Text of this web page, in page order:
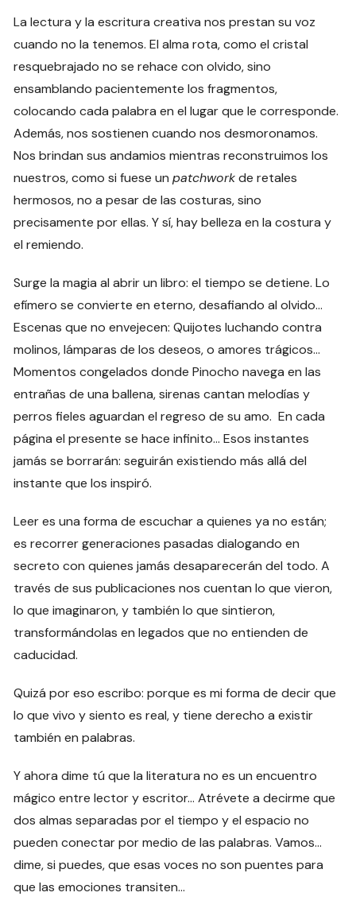
La lectura y la escritura creativa nos prestan su voz
cuando no la tenemos. El alma rota, como el cristal
resquebrajado no se rehace con olvido, sino
ensamblando pacientemente los fragmentos,
colocando cada palabra en el lugar que le corresponde.
Además, nos sostienen cuando nos desmoronamos.
Nos brindan sus andamios mientras reconstruimos los
nuestros, como si fuese unpatchworkde retales
hermosos, no a pesar de las costuras, sino
precisamente por ellas. Y sí, hay belleza en la costura y
el remiendo.
Surge la magia al abrir un libro: el tiempo se detiene. Lo
efímero se convierte en eterno, desafiando al olvido…
Escenas que no envejecen: Quijotes luchando contra
molinos, lámparas de los deseos, o amores trágicos…
Momentos congelados donde Pinocho navega en las
entrañas de una ballena, sirenas cantan melodías y
perros fieles aguardan el regreso de su amo. En cada
página el presente se hace infinito… Esos instantes
jamás se borrarán: seguirán existiendo más allá del
instante que los inspiró.
Leer es una forma de escuchar a quienes ya no están;
es recorrer generaciones pasadas dialogando en
secreto con quienes jamás desaparecerán del todo. A
través de sus publicaciones nos cuentan lo que vieron,
lo que imaginaron, y también lo que sintieron,
transformándolas en legados que no entienden de
caducidad.
Quizá por eso escribo: porque es mi forma de decir que
lo que vivo y siento es real, y tiene derecho a existir
también en palabras.
Y ahora dime tú que la literatura no es un encuentro
mágico entre lector y escritor… Atrévete a decirme que
dos almas separadas por el tiempo y el espacio no
pueden conectar por medio de las palabras. Vamos…
dime, si puedes, que esas voces no son puentes para
que las emociones transiten…